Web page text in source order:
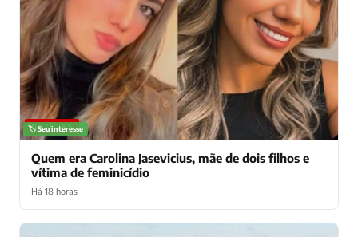
NOTÍCIAS
🏷️ Seu interesse
Quem era Carolina Jasevicius, mãe de dois filhos e
vítima de feminicídio
Há 18 horas